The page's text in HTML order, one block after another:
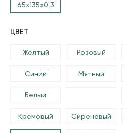
65х135х0,3
ЦВЕТ
Желтый Розовый
Синий Мятный
Белый
Кремовый Сиреневый